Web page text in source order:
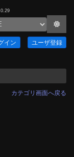
イン ユーザ登録
カテゴリ画面へ戻る